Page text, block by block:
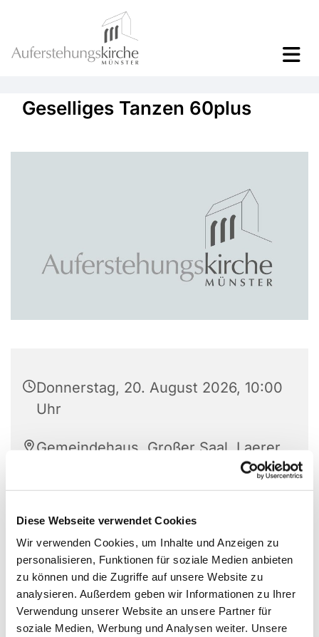
Diese Webseite verwendet Cookies
Wir verwenden Cookies, um Inhalte und Anzeigen zu
personalisieren, Funktionen für soziale Medien anbieten
zu können und die Zugriffe auf unsere Website zu
analysieren. Außerdem geben wir Informationen zu Ihrer
Verwendung unserer Website an unsere Partner für
soziale Medien, Werbung und Analysen weiter. Unsere
Geselliges Tanzen 60plus
Donnerstag, 20. August 2026, 10:00
Uhr
Gemeindehaus, Großer Saal, Laerer
Ein Angebot der Initiative „60plus - Älter werden in
Mauritz-Ost"